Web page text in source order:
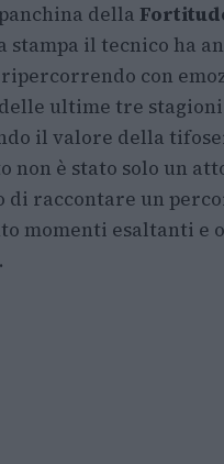
della
stampa il tecnico ha
con
ultime tre stagioni
il valore della
non è stato solo un
raccontare un
momenti esaltanti e